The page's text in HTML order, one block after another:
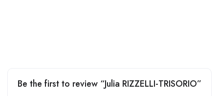
Be the first to review “Julia RIZZELLI-TRISORIO”